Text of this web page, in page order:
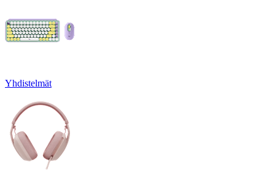
Yhdistelmät